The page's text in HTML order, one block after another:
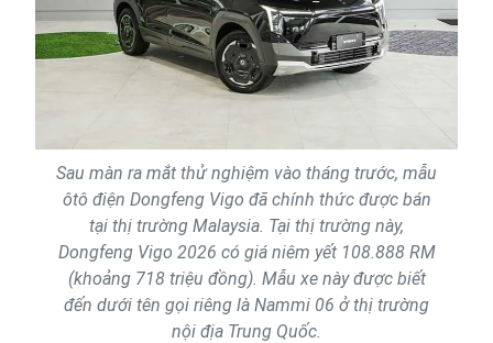
Sau màn ra mắt thử nghiệm vào tháng trước, mẫu
ôtô điện Dongfeng Vigo đã chính thức được bán
tại thị trường Malaysia. Tại thị trường này,
Dongfeng Vigo 2026 có giá niêm yết 108.888 RM
(khoảng 718 triệu đồng). Mẫu xe này được biết
đến dưới tên gọi riêng là Nammi 06 ở thị trường
nội địa Trung Quốc.